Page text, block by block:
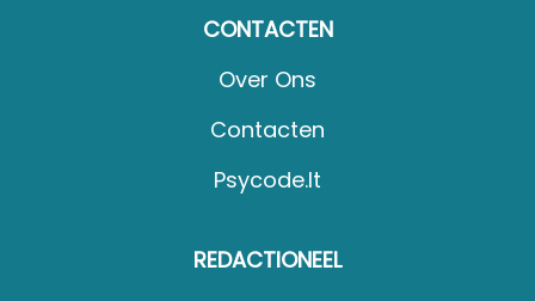
CONTACTEN
Over Ons
Contacten
Psycode.it
REDACTIONEEL